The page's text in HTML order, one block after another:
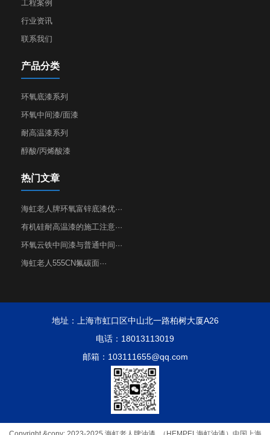
工程案例
行业资讯
联系我们
产品分类
环氧底漆系列
环氧中间漆/面漆
耐高温漆系列
醇酸/丙烯酸漆
热门文章
海虹老人牌环氧富锌底漆优···
有机硅耐高温漆的施工注意···
环氧云铁中间漆与普通中间···
海虹老人555CN氟碳面···
地址：上海市虹口区中山北一路柏树大厦A26
电话：18013113019
邮箱：103111655@qq.com